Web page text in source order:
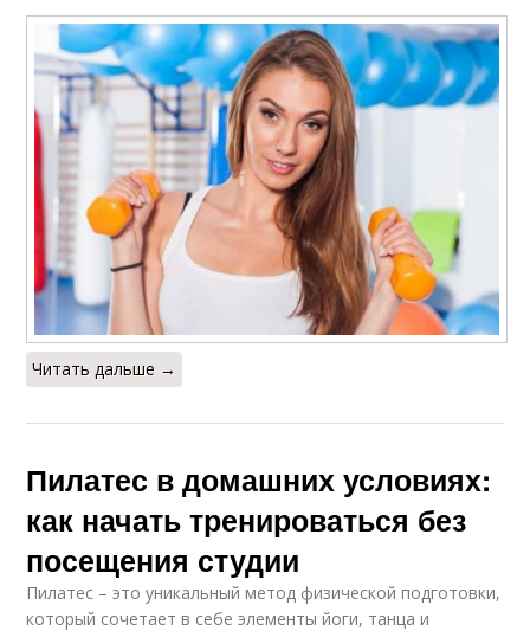
Читать дальше →
Пилатес в домашних условиях:
как начать тренироваться без
посещения студии
Пилатес – это уникальный метод физической подготовки,
который сочетает в себе элементы йоги, танца и